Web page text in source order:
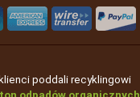
poddali recyklingowi